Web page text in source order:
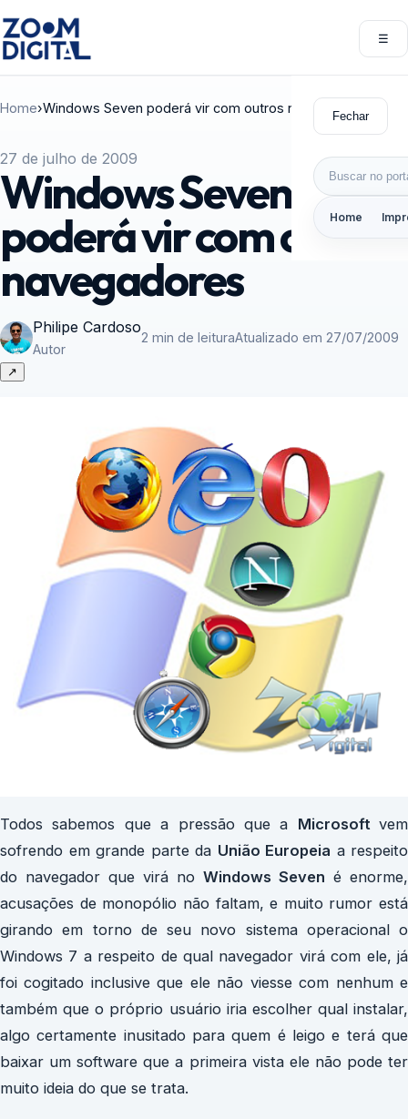
☰
Fechar
Buscar por:
Home
Home›Windows Seven poderá vir com outros navegadores
27 de julho de 2009
Windows Seven
poderá vir com outros
navegadores
Philipe Cardoso
Autor
2 min de leituraAtualizado em 27/07/2009
↗
Todos sabemos que a pressão que a Microsoft vem
sofrendo em grande parte da União Europeia a respeito
do navegador que virá no Windows Seven é enorme,
acusações de monopólio não faltam, e muito rumor está
girando em torno de seu novo sistema operacional o
Windows 7 a respeito de qual navegador virá com ele, já
foi cogitado inclusive que ele não viesse com nenhum e
também que o próprio usuário iria escolher qual instalar,
algo certamente inusitado para quem é leigo e terá que
baixar um software que a primeira vista ele não pode ter
muito ideia do que se trata.